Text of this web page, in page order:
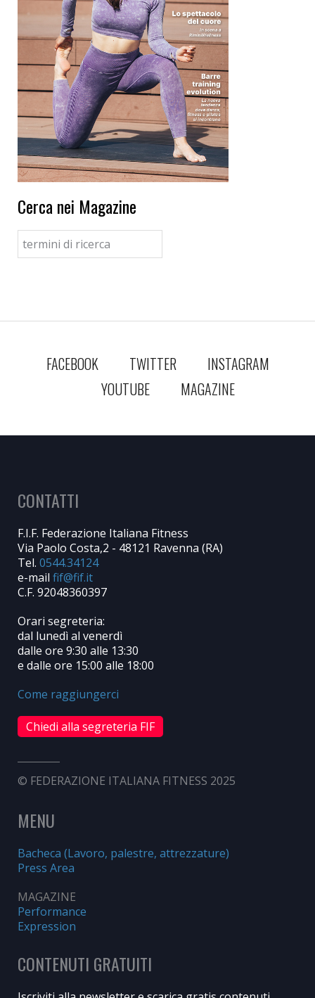
Cerca nei Magazine
FACEBOOK TWITTER
INSTAGRAM
YOUTUBE
MAGAZINE
CONTATTI
F.I.F. Federazione Italiana Fitness
Via Paolo Costa,2 - 48121 Ravenna (RA)
Tel. 0544.34124
e-mail
C.F. 92048360397
Orari segreteria:
dal lunedì al venerdì
dalle ore 9:30 alle 13:30
e dalle ore 15:00 alle 18:00
Come raggiungerci
Chiedi alla segreteria FIF
© FEDERAZIONE ITALIANA FITNESS 2025
MENU
Bacheca (Lavoro, palestre, attrezzature)
Press Area
MAGAZINE
Performance
Expression
CONTENUTI GRATUITI